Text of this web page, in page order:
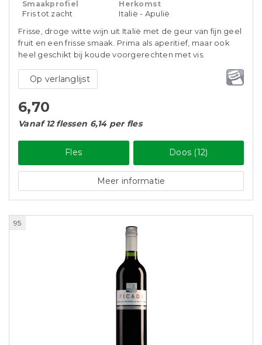
Smaakprofiel
Fris tot zacht
Herkomst
Italië - Apulië
Frisse, droge witte wijn uit Italië met de geur van fijn geel
fruit en een frisse smaak. Prima als aperitief, maar ook
heel geschikt bij koude voorgerechten met vis.
Op verlanglijst
6,70
Vanaf 12 flessen 6,14 per fles
Fles Doos (12)
Meer informatie
95